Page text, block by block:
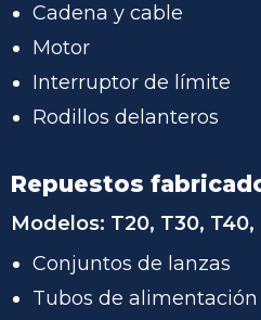
Cadena y cable
Motor
Interruptor de límite
Rodillos delanteros
Repuestos
Modelos: T20, T30, T40,
Conjuntos de lanzas
Tubos de alimentación